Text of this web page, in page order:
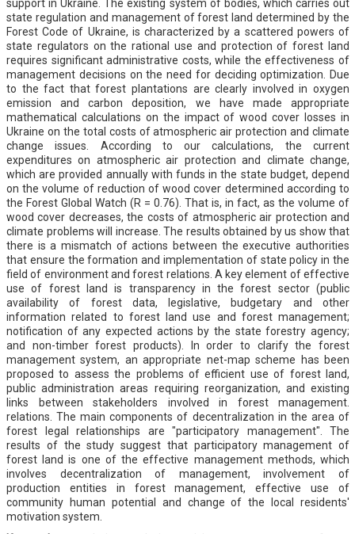
support in Ukraine. The existing system of bodies, which carries out
state regulation and management of forest land determined by the
Forest Code of Ukraine, is characterized by a scattered powers of
state regulators on the rational use and protection of forest land
requires significant administrative costs, while the effectiveness of
management decisions on the need for deciding optimization. Due
to the fact that forest plantations are clearly involved in oxygen
emission and carbon deposition, we have made appropriate
mathematical calculations on the impact of wood cover losses in
Ukraine on the total costs of atmospheric air protection and climate
change issues. According to our calculations, the current
expenditures on atmospheric air protection and climate change,
which are provided annually with funds in the state budget, depend
on the volume of reduction of wood cover determined according to
the Forest Global Watch (R = 0.76). That is, in fact, as the volume of
wood cover decreases, the costs of atmospheric air protection and
climate problems will increase. The results obtained by us show that
there is a mismatch of actions between the executive authorities
that ensure the formation and implementation of state policy in the
field of environment and forest relations. A key element of effective
use of forest land is transparency in the forest sector (public
availability of forest data, legislative, budgetary and other
information related to forest land use and forest management;
notification of any expected actions by the state forestry agency;
and non-timber forest products). In order to clarify the forest
management system, an appropriate net-map scheme has been
proposed to assess the problems of efficient use of forest land,
public administration areas requiring reorganization, and existing
links between stakeholders involved in forest management.
relations. The main components of decentralization in the area of
forest legal relationships are "participatory management". The
results of the study suggest that participatory management of
forest land is one of the effective management methods, which
involves decentralization of management, involvement of
production entities in forest management, effective use of
community human potential and change of the local residents'
motivation system.